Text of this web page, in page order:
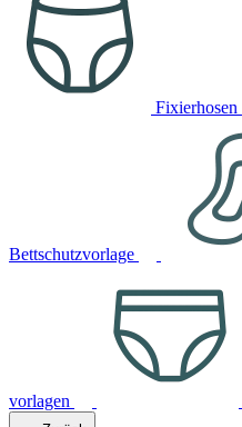
Fixierhosen
Bettschutzvorlage
vorlagen